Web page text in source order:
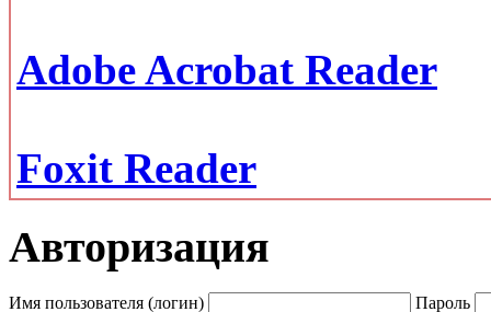
Adobe Acrobat Reader
Foxit Reader
Авторизация
Имя пользователя (логин) Пароль